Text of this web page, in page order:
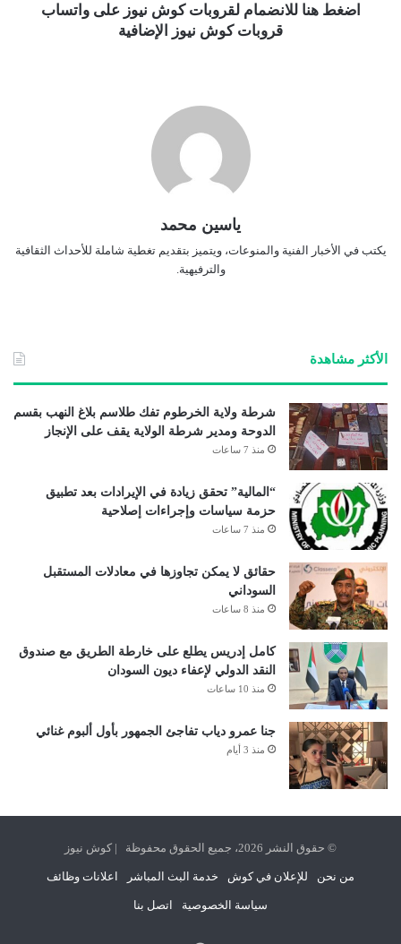
اضغط هنا للانضمام لقروبات كوش نيوز على واتساب
قروبات كوش نيوز الإضافية
ياسين محمد
يكتب في الأخبار الفنية والمنوعات، ويتميز بتقديم تغطية شاملة للأحداث الثقافية
والترفيهية.
الأكثر مشاهدة
شرطة ولاية الخرطوم تفك طلاسم بلاغ النهب بقسم
الدوحة ومدير شرطة الولاية يقف على الإنجاز
منذ 7 ساعات
“المالية” تحقق زيادة في الإيرادات بعد تطبيق
حزمة سياسات وإجراءات إصلاحية
منذ 7 ساعات
حقائق لا يمكن تجاوزها في معادلات المستقبل
السوداني
منذ 8 ساعات
كامل إدريس يطلع على خارطة الطريق مع صندوق
النقد الدولي لإعفاء ديون السودان
منذ 10 ساعات
جنا عمرو دياب تفاجئ الجمهور بأول ألبوم غنائي
منذ 3 أيام
© حقوق النشر 2026، جميع الحقوق محفوظة | كوش نيوز
من نحن للإعلان في كوش خدمة البث المباشر اعلانات وظائف
سياسة الخصوصية اتصل بنا